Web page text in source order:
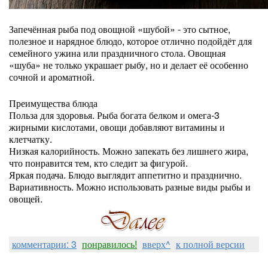
Запечённая рыба под овощной «шубой» - это сытное,
полезное и нарядное блюдо, которое отлично подойдёт для
семейного ужина или праздничного стола. Овощная
«шуба» не только украшает рыбу, но и делает её особенно
сочной и ароматной.
Преимущества блюда
Польза для здоровья. Рыба богата белком и омега-3
жирными кислотами, овощи добавляют витамины и
клетчатку.
Низкая калорийность. Можно запекать без лишнего жира,
что понравится тем, кто следит за фигурой.
Яркая подача. Блюдо выглядит аппетитно и празднично.
Вариативность. Можно использовать разные виды рыбы и
овощей.
комментарии: 3 понравилось! вверх^ к полной версии